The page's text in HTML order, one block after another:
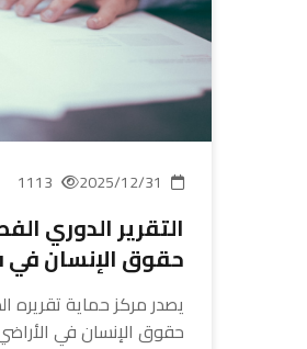
التقرير الدوري
حقوق الإنسان
يصدر مركز حماية تقريره
حقوق الإنسان في